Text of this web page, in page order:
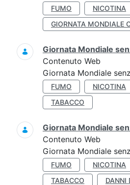
FUMO NICOTINA
GIORNATA MONDIALE
Giornata Mondiale
Contenuto Web
Giornata Mondiale
FUMO NICOTINA
TABACCO
Giornata Mondiale
Contenuto Web
Giornata Mondiale
FUMO NICOTINA
TABACCO
DANNI